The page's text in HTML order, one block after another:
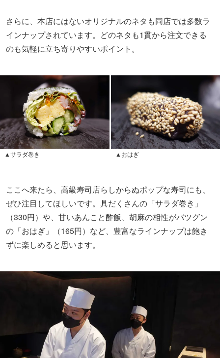
さらに、本店にはないオリジナルのネタも同店では多数ラ
インナップされています。どのネタも1貫から注文できる
のも気軽に立ち寄りやすいポイント。
▲サラダ巻き ▲おはぎ
ここへ来たら、高級寿司店らしからぬポップな寿司にも、
ぜひ注目してほしいです。具だくさんの「サラダ巻き」
（330円）や、甘いあんこと酢飯、胡麻の相性がバツグン
の「おはぎ」（165円）など、豊富なラインナップは飽き
ずに楽しめると思います。